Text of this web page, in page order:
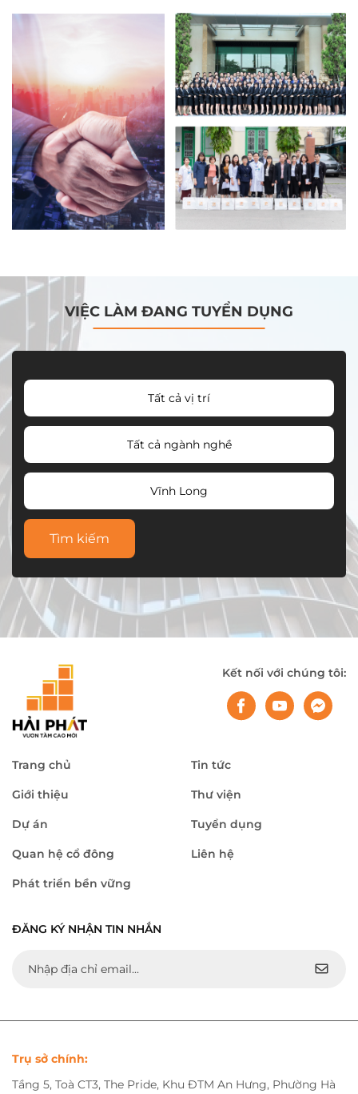
VIỆC LÀM ĐANG TUYỂN DỤNG
Tất cả vị trí
Tất cả ngành nghề
Vĩnh Long
Tìm kiếm
Kết nối với chúng tôi:
Trang chủ
Giới thiệu
Dự án
Quan hệ cổ đông
Phát triển bền vững
Tin tức
Thư viện
Tuyển dụng
Liên hệ
ĐĂNG KÝ NHẬN TIN NHẮN
Trụ sở chính:
Tầng 5, Toà CT3, The Pride, Khu ĐTM An Hưng, Phường Hà